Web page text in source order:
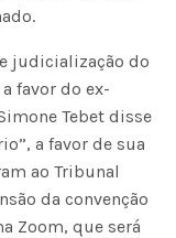
judicialização do
favor do ex-
Tebet disse
a favor de sua
ao Tribunal
da convenção
Zoom, que será